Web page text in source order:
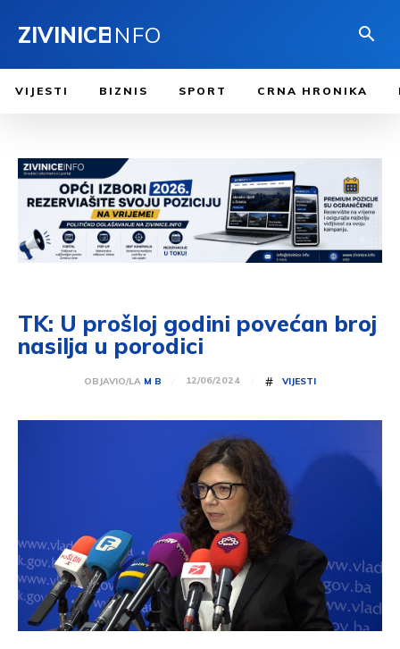
ZIVINICEINFO
VIJESTI BIZNIS SPORT CRNA HRONIKA
TK: U prošloj godini povećan broj
nasilja u porodici
OBJAVIO/LA M B 12/06/2024 # VIJESTI